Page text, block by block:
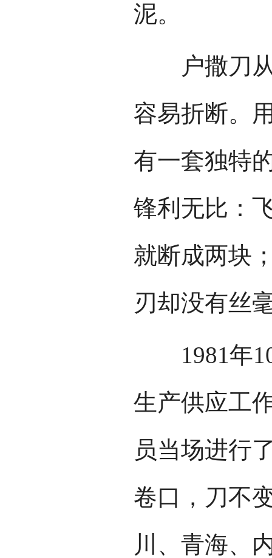
泥。
户撒刀从
容易折断。
有一套独特
锋利无比：
就断成两块
刃却没有丝
1981年10
生产供应工
员当场进行
卷口，刀不
川、青海、